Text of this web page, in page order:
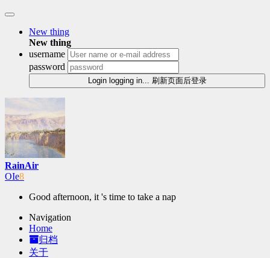
New thing
New thing
username
password
Login logging in... 刷新页面后登录
RainAir
OI6j
Good afternoon, it 's time to take a nap
Navigation
Home
归档
关于